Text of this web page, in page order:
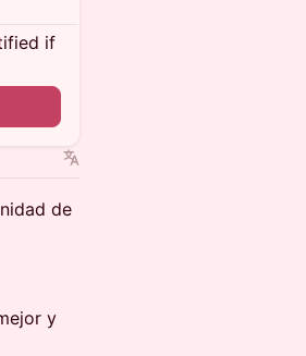
if
de
y